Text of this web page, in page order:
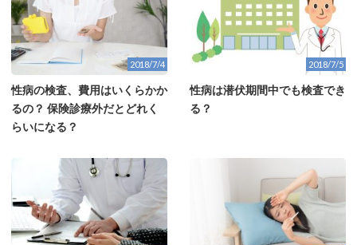
2018/7/4
性病の検査、費用はいくらかか
るの？ 保険診療外だとどれく
らいになる？
2018/7/5
性病は潜伏期間中でも検査でき
る？